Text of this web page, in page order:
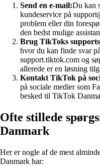
Send en e-mail:Du kan
kundeservice på
problem eller din
den bedst mulige
Brug TikToks
hvor du kan finde svar
support.tiktok.com og
allerede er en løsning
Kontakt TikTok på
på sociale medier som
besked til TikTok
Ofte stillede
Danmark
Her er nogle af de mest
Danmark har: